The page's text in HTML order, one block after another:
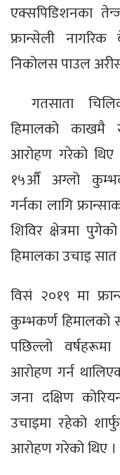
एक्सपिडिशनका
फ्रान्सेली
निकोलस पाउल
गतसाता
हिमालको काखमै
आरोहण गरेको
१५औँ अग्लो
गर्नका लागि
शिविर क्षेत्रमा
हिमालका उचाइ
विसं २०१९ मा
कुम्भकर्ण
पछिल्लो
आरोहण गर्न
जना दक्षिण
उचाइमा रहेको
आरोहण गरेको थिए ।